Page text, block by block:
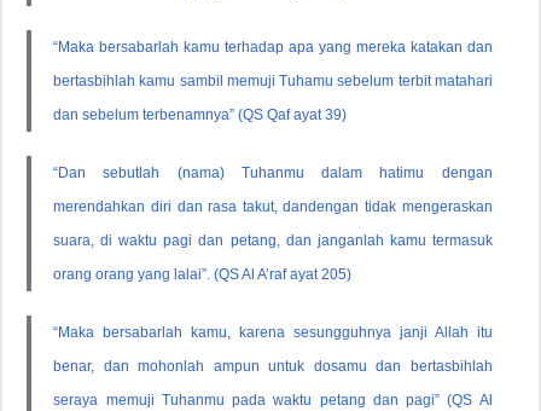
“Maka bersabarlah kamu terhadap apa yang mereka katakan dan
bertasbihlah kamu sambil memuji Tuhamu sebelum terbit matahari
dan sebelum terbenamnya” (QS Qaf ayat 39)
“Dan sebutlah (nama) Tuhanmu dalam hatimu dengan
merendahkan diri dan rasa takut, dandengan tidak mengeraskan
suara, di waktu pagi dan petang, dan janganlah kamu termasuk
orang orang yang lalai”. (QS Al A’raf ayat 205)
“Maka bersabarlah kamu, karena sesungguhnya janji Allah itu
benar, dan mohonlah ampun untuk dosamu dan bertasbihlah
seraya memuji Tuhanmu pada waktu petang dan pagi” (QS Al